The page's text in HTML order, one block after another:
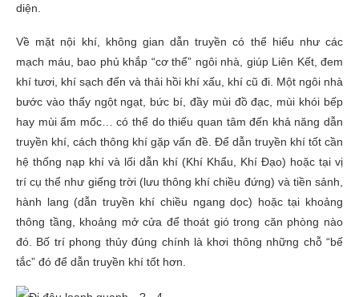
diện.
Về mặt nội khí, không gian dẫn truyền có thể hiểu như các
mạch máu, bao phủ khắp “cơ thể” ngôi nhà, giúp Liên Kết, đem
khí tươi, khí sạch đến và thải hồi khí xấu, khí cũ đi. Một ngôi nhà
bước vào thấy ngột ngạt, bức bí, đầy mùi đồ đạc, mùi khói bếp
hay mùi ẩm mốc… có thể do thiếu quan tâm đến khả năng dẫn
truyền khí, cách thông khí gặp vấn đề. Để dẫn truyền khí tốt cần
hệ thống nạp khí và lối dẫn khí (Khí Khẩu, Khí Đạo) hoặc tại vị
trí cụ thể như giếng trời (lưu thông khí chiều đứng) và tiền sảnh,
hành lang (dẫn truyền khí chiều ngang dọc) hoặc tại khoảng
thông tầng, khoảng mở cửa để thoát gió trong căn phòng nào
đó. Bố trí phong thủy đúng chính là khơi thông những chỗ “bế
tắc” đó để dẫn truyền khí tốt hơn.